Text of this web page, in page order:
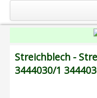
Startseite
Service
Firma
Streichblech -
3444030/1